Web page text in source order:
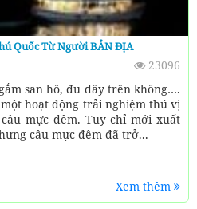
Quốc Từ Người BẢN ĐỊA
23096
san hô, đu dây trên không….
một hoạt động trải nghiệm thú vị
mực đêm. Tuy chỉ mới xuất
câu mực đêm đã trở...
Xem thêm